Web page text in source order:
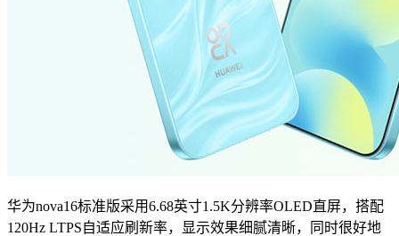
华为nova16标准版采用6.68英寸1.5K分辨率OLED直屏，搭配
120Hz LTPS自适应刷新率，显示效果细腻清晰，同时很好地